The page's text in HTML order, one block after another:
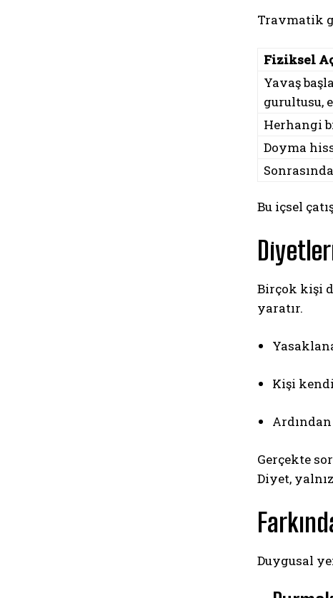
Travmatik
Fiziksel
Yavaş
gurultusu,
Herhangi
Doyma
Bu içsel
Birçok kişi
yaratır.
Kişi
Gerçekte
Diyet,
Duygusal